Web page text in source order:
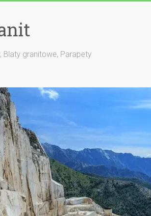
Blaty granitowe, Parapety